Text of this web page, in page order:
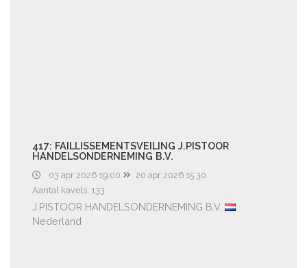
417: FAILLISSEMENTSVEILING J.PISTOOR
HANDELSONDERNEMING B.V.
03 apr 2026 19:00
20 apr 2026 15:30
Aantal kavels: 133
J.PISTOOR HANDELSONDERNEMING B.V.
Nederland